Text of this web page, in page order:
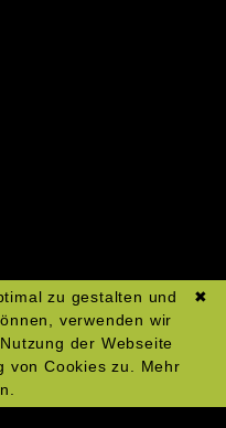
✖
zu gestalten und
verwenden wir
der Webseite
von Cookies zu. Mehr